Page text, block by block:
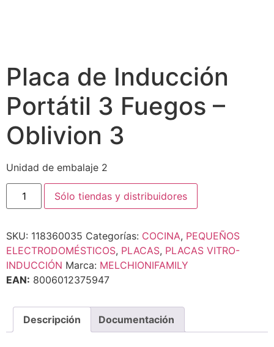
Placa de Inducción
Portátil 3 Fuegos –
Oblivion 3
Unidad de embalaje 2
Sólo tiendas y distribuidores
SKU: 118360035 Categorías: COCINA, PEQUEÑOS
ELECTRODOMÉSTICOS, PLACAS, PLACAS VITRO-
INDUCCIÓN Marca: MELCHIONIFAMILY
EAN: 8006012375947
Descripción Documentación